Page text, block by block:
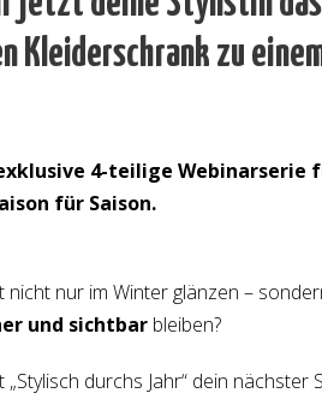
Kleiderschrank zu
4-teilige Webinarserie
für Saison.
nicht nur im Winter glänzen –
und sichtbar bleiben?
„Stylisch durchs Jahr“ dein nächster